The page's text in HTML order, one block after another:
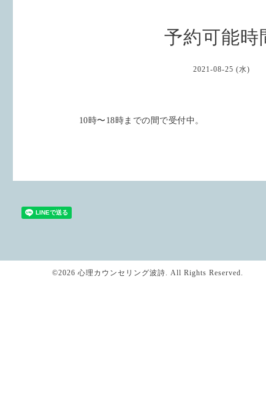
予約可能時
2021-08-25 (水)
10時〜18時までの間で受付中。
©2026 心理カウンセリング波詩 . All Rights Reserved.